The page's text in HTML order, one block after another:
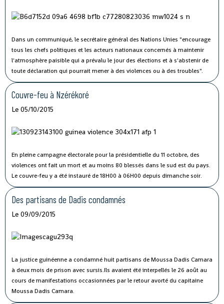
Dans un communiqué, le secrétaire général des Nations Unies "encourage
tous les chefs politiques et les acteurs nationaux concernés à maintenir
l'atmosphère paisible qui a prévalu le jour des élections et à s'abstenir de
toute déclaration qui pourrait mener à des violences ou à des troubles".
Couvre-feu à Nzérékoré
Le 05/10/2015
En pleine campagne électorale pour la présidentielle du 11 octobre, des
violences ont fait un mort et au moins 80 blessés dans le sud est du pays.
Le couvre-feu y a été instauré de 18H00 à 06H00 depuis dimanche soir.
Des partisans de Dadis condamnés
Le 09/09/2015
La justice guinéenne a condamné huit partisans de Moussa Dadis Camara
à deux mois de prison avec sursis.Ils avaient été interpellés le 26 août au
cours de manifestations occasionnées par le retour avorté du capitaine
Moussa Dadis Camara.